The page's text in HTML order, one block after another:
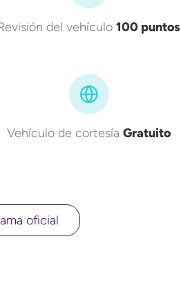
del vehículo100 puntos
Vehículo de cortesíaGratuito
oficial